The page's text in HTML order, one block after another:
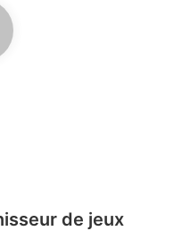
de jeux